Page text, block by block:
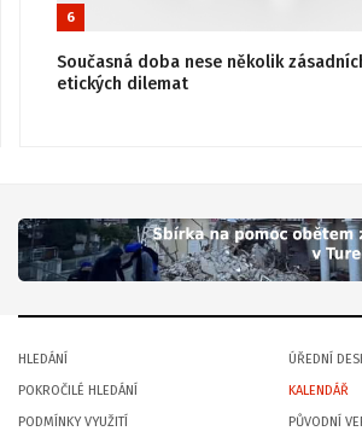
6
Současná doba nese několik
etických dilemat
HLEDÁNÍ
POKROČILÉ HLEDÁNÍ
PODMÍNKY VYUŽITÍ
ÚŘEDNÍ
KALENDÁŘ
PŮVODNÍ